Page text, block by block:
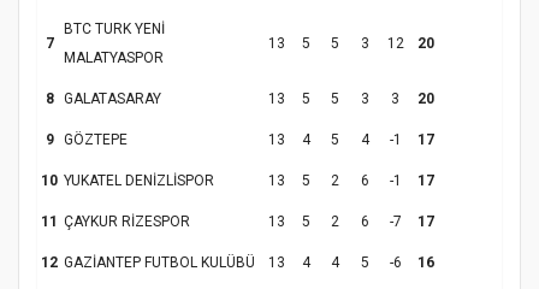
Samsun Atakum’da Yaz Kur’an Kursu
Kapanış Programı
7
BTC TURK YENİ
MALATYASPOR
13 5 5 3 12 20
8 GALATASARAY 13 5 5 3 3 20
9 GÖZTEPE 13 4 5 4 -1 17
10 YUKATEL DENİZLİSPOR 13 5 2 6 -1 17
11 ÇAYKUR RİZESPOR 13 5 2 6 -7 17
12 GAZİANTEP FUTBOL KULÜBÜ 13 4 4 5 -6 16